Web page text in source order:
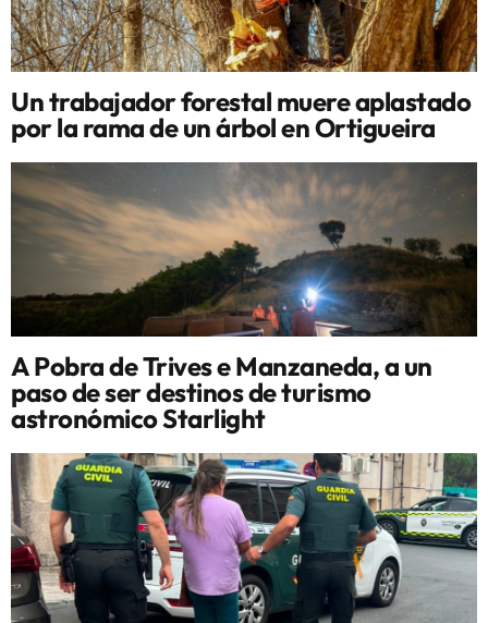
Un trabajador forestal muere aplastado
por la rama de un árbol en Ortigueira
A Pobra de Trives e Manzaneda, a un
paso de ser destinos de turismo
astronómico Starlight